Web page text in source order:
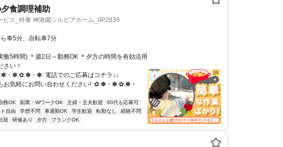
食調理補助
ビス_特養 神港園シルビアホーム_0P2839
車5分、自転車7分
5時間) ＊週2日～勤務OK ＊夕方の時間を有効活用
い！
✽:✿:✽・✽: 電話でのご応募はコチラ↓↓
お気軽にお問い合わせください! :✿:✽・✽:✿:✽・
務OK 副業・WワークOK 主婦・主夫歓迎
60代も応募可
自由 学歴不問 車通勤OK 学生歓迎 転勤なし
経験不問
迎 研修あり 夕方 ブランクOK